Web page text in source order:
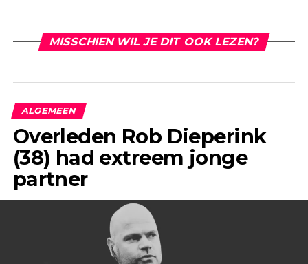
MISSCHIEN WIL JE DIT OOK LEZEN?
ALGEMEEN
Overleden Rob Dieperink
(38) had extreem jonge
partner